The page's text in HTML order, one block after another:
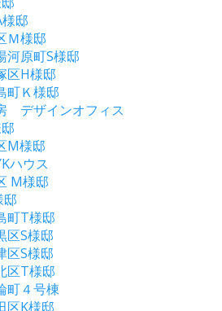
様邸
Ｍ様邸
河原町S様邸
区H様邸
町Ｋ様邸
デザインオフィス
M様邸
ハウス
M様邸
邸
町T様邸
区S様邸
区S様邸
区T様邸
町４号棟
区K様邸